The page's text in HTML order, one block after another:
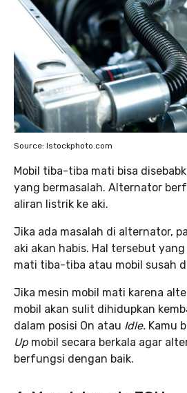
Source: Istockphoto.com
Mobil tiba-tiba mati bisa
yang bermasalah. Alternator
aliran listrik ke aki.
Jika ada masalah di alternator,
aki akan habis. Hal tersebut
mati tiba-tiba atau mobil susah
Jika mesin mobil mati karena
mobil akan sulit dihidupkan
dalam posisi On atau Idle. Kamu
Up mobil secara berkala agar
berfungsi dengan baik.